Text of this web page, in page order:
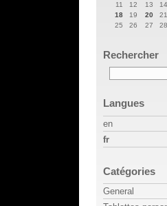
11
12 13 14
18
19 20 21
25
26 27 28
Rechercher
Langues
en
fr
Catégories
General